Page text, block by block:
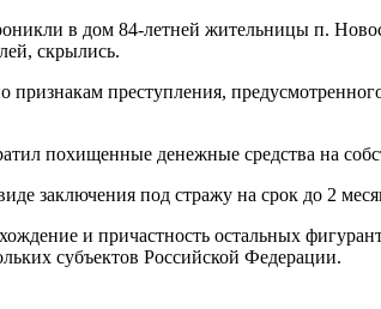
в дом 84-летней жительницы п.
скрылись.
преступления,
похищенные денежные средства на
заключения под стражу на срок до 2
и причастность остальных
субъектов Российской Федерации.